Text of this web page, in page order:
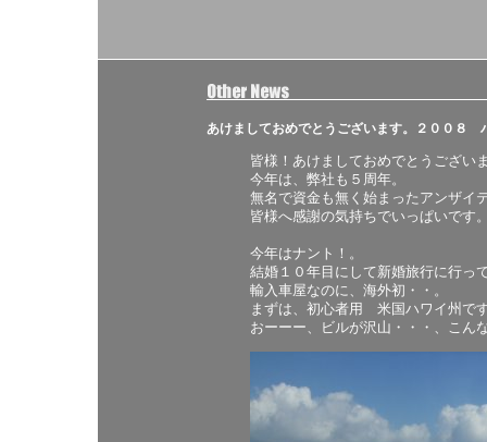
あけましておめでとうございます。２００８
皆様！あけましておめでとうござい
今年は、弊社も５周年。
無名で資金も無く始まったアンザイ
皆様へ感謝の気持ちでいっぱいです
今年はナント！。
結婚１０年目にして新婚旅行に行っ
輸入車屋なのに、海外初・・。
まずは、初心者用 米国ハワイ州で
おーーー、ビルが沢山・・・、こん